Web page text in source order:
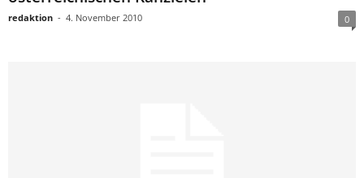
redaktion - 4. November 2010 0